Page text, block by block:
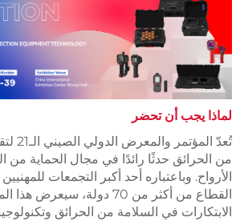
لماذا يجب أن تحضر
تُعدّ
من الحرائق حدثًا رائدًا في مجال الحماية من
الأرواح. وباعتباره أحد أكبر التجمعات
القطاع من أكثر من 70 دولة،
الابتكارات في السلامة من الحرائق